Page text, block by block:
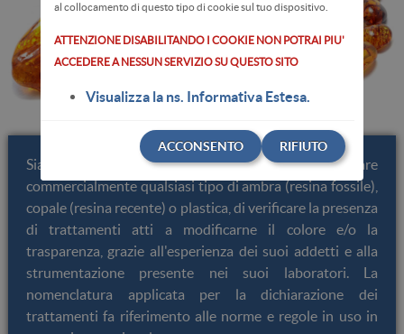
Siamo in grado di riconoscere, analizzare e classificare
commercialmente qualsiasi tipo di ambra (resina fossile),
copale (resina recente) o plastica, di verificare la presenza
di trattamenti atti a modificarne il colore e/o la
trasparenza, grazie all'esperienza dei suoi addetti e alla
strumentazione presente nei suoi laboratori. La
nomenclatura applicata per la dichiarazione dei
trattamenti fa riferimento alle norme e regole in uso in
al collocamento di questo tipo di cookie sul tuo dispositivo.
ATTENZIONE DISABILITANDO I COOKIE NON POTRAI PIU'
ACCEDERE A NESSUN SERVIZIO SU QUESTO SITO
Visualizza la ns. Informativa Estesa.
ACCONSENTO RIFIUTO